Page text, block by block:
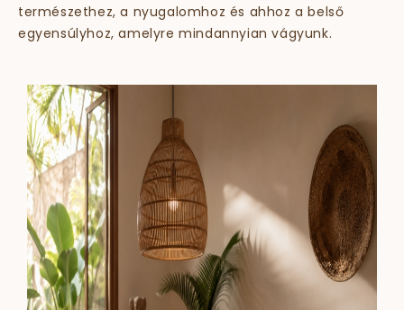
természethez, a nyugalomhoz és ahhoz a belső
egyensúlyhoz, amelyre mindannyian vágyunk.